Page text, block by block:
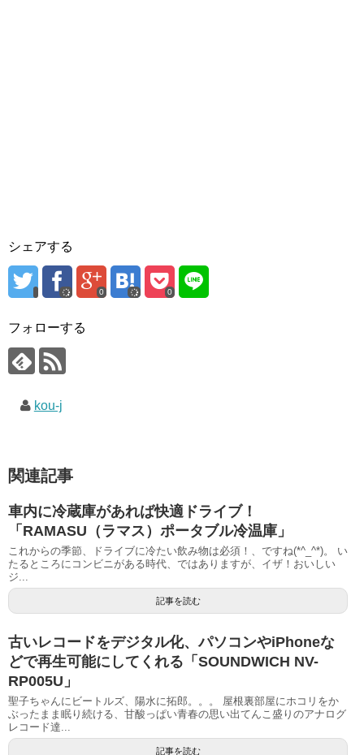
シェアする
0 0
フォローする
kou-j
関連記事
車内に冷蔵庫があれば快適ドライブ！
「RAMASU（ラマス）ポータブル冷温庫」
これからの季節、ドライブに冷たい飲み物は必須！、ですね(*^_^*)。 い
たるところにコンビニがある時代、ではありますが、イザ！おいしい
ジ...
記事を読む
古いレコードをデジタル化、パソコンやiPhoneな
どで再生可能にしてくれる「SOUNDWICH NV-
RP005U」
聖子ちゃんにビートルズ、陽水に拓郎。。。 屋根裏部屋にホコリをか
ぶったまま眠り続ける、甘酸っぱい青春の思い出てんこ盛りのアナログ
レコード達...
記事を読む